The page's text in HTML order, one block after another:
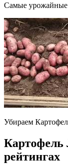
Самые урожайные
Убираем
Картофель
рейтингах